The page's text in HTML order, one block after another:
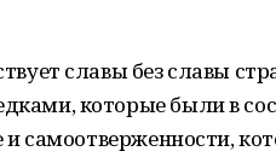
славы без славы
которые были в
и самоотверженности,